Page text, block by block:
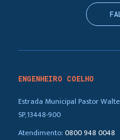
ENGENHEIRO COELHO
Estrada Municipal Pastor
SP, 13448-900
Atendimento:0800 948 0048